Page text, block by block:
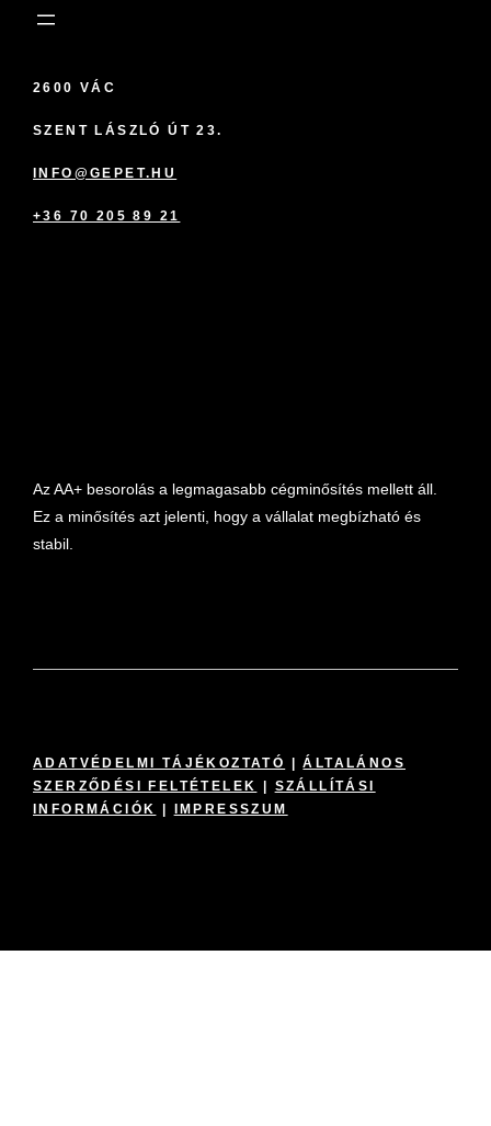
2600 VÁC
SZENT LÁSZLÓ ÚT 23.
INFO@GEPET.HU
+36 70 205 89 21
Az AA+ besorolás a legmagasabb cégminősítés mellett áll.
Ez a minősítés azt jelenti, hogy a vállalat megbízható és
stabil.
ADATVÉDELMI TÁJÉKOZTATÓ |ÁLTALÁNOS
SZERZŐDÉSI FELTÉTELEK
SZÁLLÍTÁSI
INFORMÁCIÓK
IMPRESSZUM